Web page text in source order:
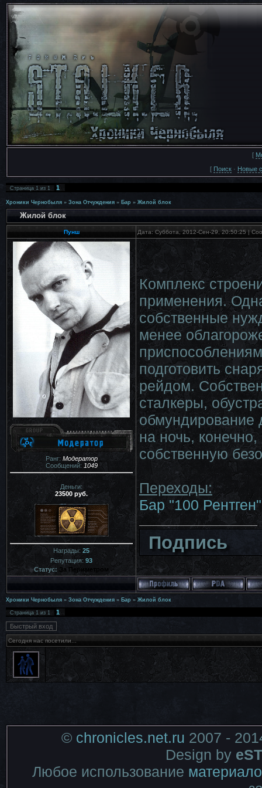
[
[ Поиск · Новые
Страница1из1 1
Хроники Чернобыля » Зона Отчуждения » Бар » Жилой блок
Жилой блок
Пунш Дата: Суббота, 2012-Сен-29, 20:50:25 |
Ранг: Модератор
Сообщений:1049
Деньги:
23500 руб.
Награды: 25
Репутация: 93
Статус: За Периметром
Комплекс
применения.
собственные
менее
подготовить
рейдом.
сталкеры,
обмундирование
на ночь,
собственную
Переходы:
Бар "100 Рентген"
Подпись
Хроники Чернобыля » Зона Отчуждения » Бар » Жилой блок
Страница1из1 1
Сегодня нас посетили...
© chronicles.net.ru 2007 -
Design by
Любое использование